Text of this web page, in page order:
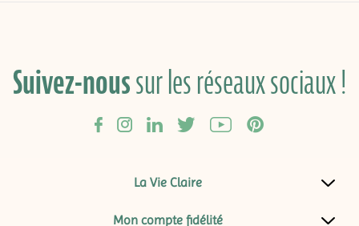
Suivez-noussur les réseaux sociaux !
La Vie Claire
Mon compte fidélité